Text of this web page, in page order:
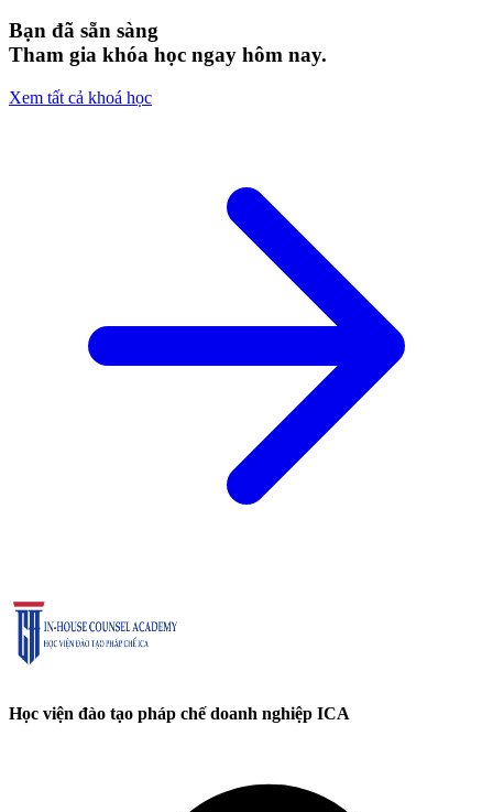
Bạn đã sẵn sàng
Tham gia khóa học ngay hôm nay.
Xem tất cả khoá học
Học viện đào tạo pháp chế doanh nghiệp ICA